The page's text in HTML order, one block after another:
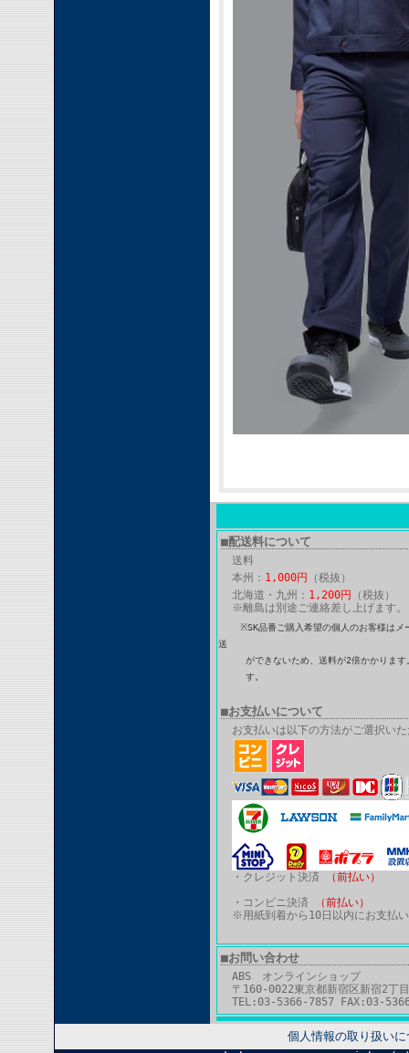
■配送料について
送料
本州： 1,000円
（税抜）
北海道・九州： 1,200円
（税抜）
※離島は別途ご連絡差し上げます。
※SK品番ご購入希望の個人のお客様はメ
送
ができないため、送料が2倍かかります
す。
■お支払いについて
お支払いは以下の方法がご選択い
・クレジット決済
（前払い）
・コンビニ決済
（前払い）
※用紙到着から10日以内にお支払
■お問い合わせ
ABS オンラインショップ
〒160-0022東京都新宿区新宿2丁
TEL:03-5366-7857 FAX:03-
個人情報の取り扱い